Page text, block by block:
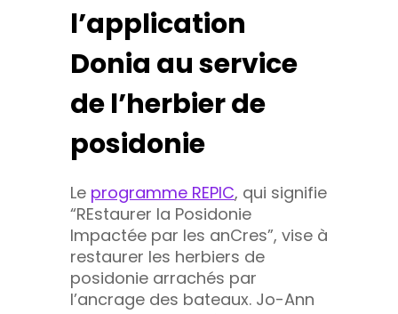
l’application
Donia au service
de l’herbier de
posidonie
Le programme REPIC, qui signifie
“REstaurer la Posidonie
Impactée par les anCres”, vise à
restaurer les herbiers de
posidonie arrachés par
l’ancrage des bateaux. Jo-Ann